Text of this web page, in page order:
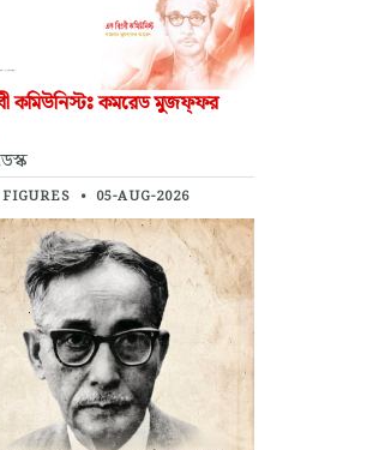
কমিউনিস্টঃ কমরেড মুজফ্‌ফর
• 05-AUG-2026